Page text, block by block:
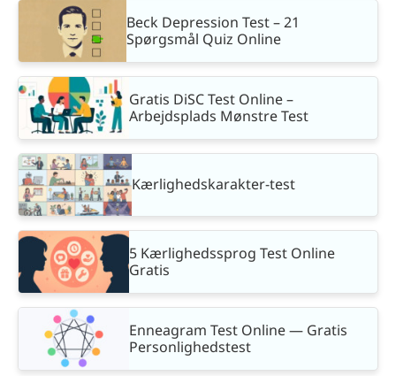
Beck Depression Test – 21
Spørgsmål Quiz Online
Gratis DiSC Test Online –
Arbejdsplads Mønstre Test
Kærlighedskarakter-test
5 Kærlighedssprog Test Online
Gratis
Enneagram Test Online — Gratis
Personlighedstest